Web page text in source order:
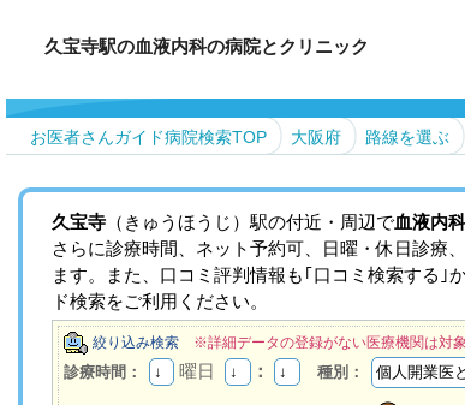
久宝寺駅の血液内科の病院とクリニック
お医者さんガイド病院検索TOP 大阪府 路線を選ぶ
久宝寺 （きゅうほうじ）駅の付近・周辺で血液内科
さらに診療時間、ネット予約可、日曜・休日診療
ます。また、口コミ評判情報も｢口コミ検索する｣
ド検索をご利用ください。
絞り込み検索 ※詳細データの登録がない医療機関は対
診療時間： 曜日 ： 種別：